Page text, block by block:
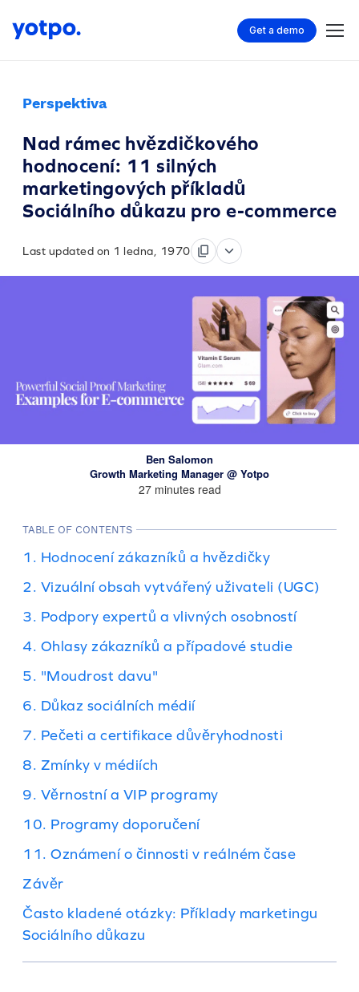
Get a demo
Perspektiva
Nad rámec hvězdičkového
hodnocení: 11 silných
marketingových příkladů
Sociálního důkazu pro e-commerce
Last updated on 1 ledna, 1970
Ben Salomon
Growth Marketing Manager @ Yotpo
27 minutes read
TABLE OF CONTENTS
1. Hodnocení zákazníků a hvězdičky
2. Vizuální obsah vytvářený uživateli (UGC)
3. Podpory expertů a vlivných osobností
4. Ohlasy zákazníků a případové studie
5. "Moudrost davu"
6. Důkaz sociálních médií
7. Pečeti a certifikace důvěryhodnosti
8. Zmínky v médiích
9. Věrnostní a VIP programy
10. Programy doporučení
11. Oznámení o činnosti v reálném čase
Závěr
Často kladené otázky: Příklady marketingu
Sociálního důkazu